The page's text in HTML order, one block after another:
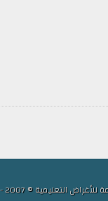
© 2007 - 2026